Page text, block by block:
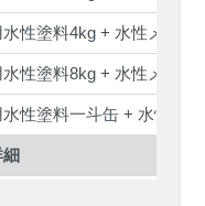
性塗料4kg + 水性メタル
性塗料8kg + 水性メタル
性塗料一斗缶 + 水性メ
細